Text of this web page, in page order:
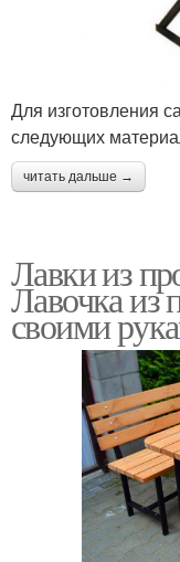
Для изготовления
следующих
читать дальше →
Лавки из
Лавочка из
своими